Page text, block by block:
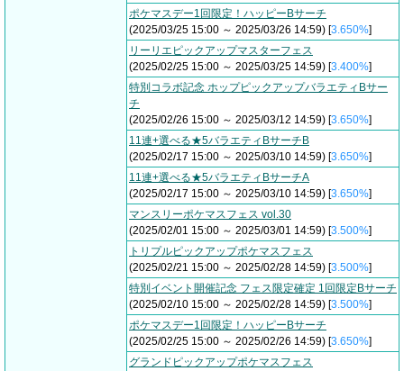
ポケマスデー1回限定！ハッピーBサーチ
(2025/03/25 15:00 ～ 2025/03/26 14:59) [3.650%]
リーリエピックアップマスターフェス
(2025/02/25 15:00 ～ 2025/03/25 14:59) [3.400%]
特別コラボ記念 ホップピックアップバラエティBサー
チ
(2025/02/26 15:00 ～ 2025/03/12 14:59) [3.650%]
11連+選べる★5バラエティBサーチB
(2025/02/17 15:00 ～ 2025/03/10 14:59) [3.650%]
11連+選べる★5バラエティBサーチA
(2025/02/17 15:00 ～ 2025/03/10 14:59) [3.650%]
マンスリーポケマスフェス vol.30
(2025/02/01 15:00 ～ 2025/03/01 14:59) [3.500%]
トリプルピックアップポケマスフェス
(2025/02/21 15:00 ～ 2025/02/28 14:59) [3.500%]
特別イベント開催記念 フェス限定確定 1回限定Bサーチ
(2025/02/10 15:00 ～ 2025/02/28 14:59) [3.500%]
ポケマスデー1回限定！ハッピーBサーチ
(2025/02/25 15:00 ～ 2025/02/26 14:59) [3.650%]
グランドピックアップポケマスフェス